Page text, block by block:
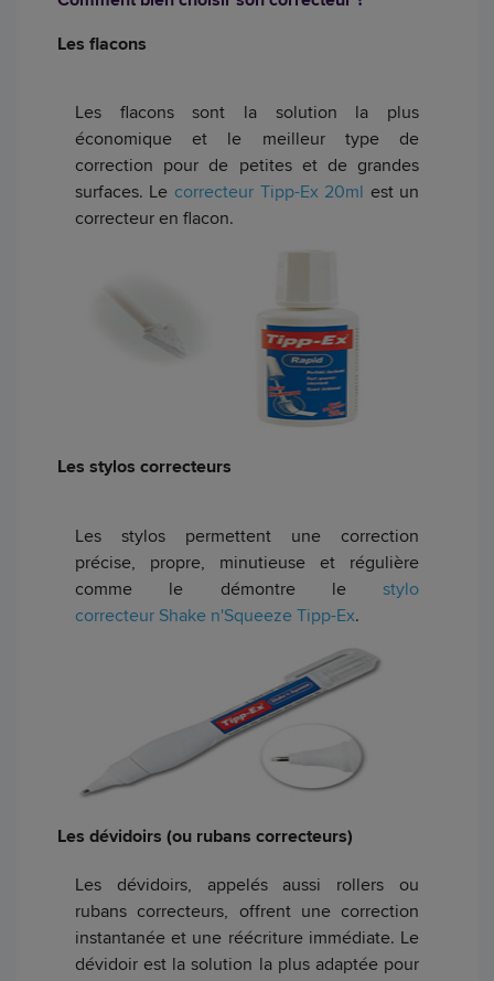
Les flacons
Les flacons sont la solution la plus
économique et le meilleur type de
correction pour de petites et de grandes
surfaces. Le correcteur Tipp-Ex 20ml est un
correcteur en flacon.
Les stylos correcteurs
Les stylos permettent une correction
précise, propre, minutieuse et régulière
comme le démontre lestylo
correcteur Shake n'Squeeze Tipp-Ex.
Les dévidoirs (ou rubans correcteurs)
Les dévidoirs, appelés aussi rollers ou
rubans correcteurs, offrent une correction
instantanée et une réécriture immédiate. Le
dévidoir est la solution la plus adaptée pour